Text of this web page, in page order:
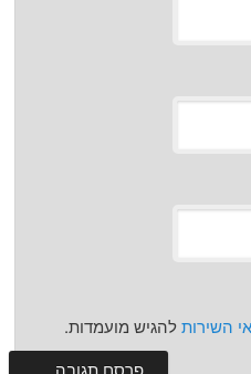
השירותלהגיש מועמדות.